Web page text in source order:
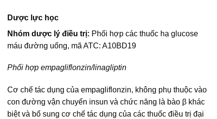
Dược lực học
Nhóm dược lý điều trị: Phối hợp các thuốc hạ glucose
máu đường uống, mã ATC: A10BD19
Phối hợp empagliflonzin/linagliptin
Cơ chế tác dụng của empagliflonzin, không phụ thuộc vào
con đường vận chuyển insun và chức năng là bào β khác
biệt và bổ sung cơ chế tác dụng của các thuốc điều trị đại